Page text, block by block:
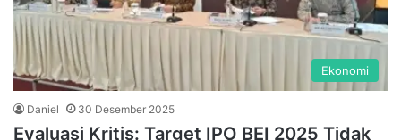
Ekonomi
Daniel 30 Desember 2025
Evaluasi Kritis: Target IPO BEI 2025 Tidak